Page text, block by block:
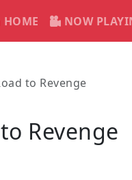
HOME NOW
to Revenge
Revenge